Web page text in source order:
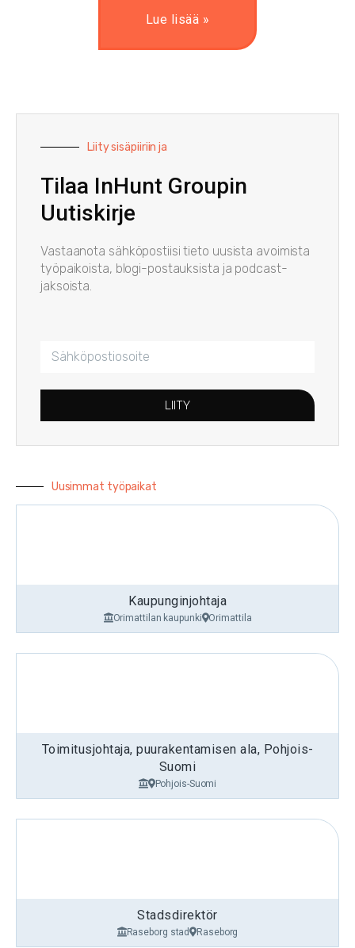
Lue lisää »
Liity sisäpiiriin ja
Tilaa InHunt Groupin
Uutiskirje
Vastaanota sähköpostiisi tieto uusista avoimista
työpaikoista, blogi-postauksista ja podcast-
jaksoista.
LIITY
Uusimmat työpaikat
Kaupunginjohtaja
Orimattilan kaupunki Orimattila
Toimitusjohtaja, puurakentamisen ala, Pohjois-
Suomi
Pohjois-Suomi
Stadsdirektör
Raseborg stad Raseborg